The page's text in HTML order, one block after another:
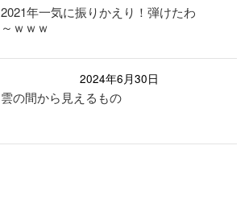
2021年一気に振りかえり！弾けたわ
～ｗｗｗ
2024年6月30日
雲の間から見えるもの